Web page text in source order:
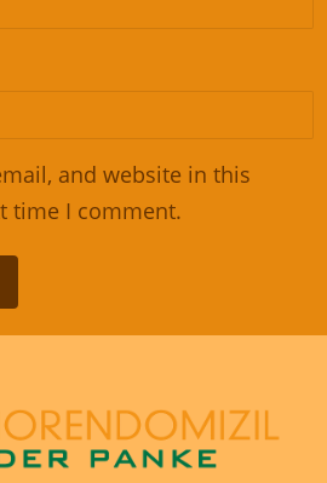
and website in this
time I comment.